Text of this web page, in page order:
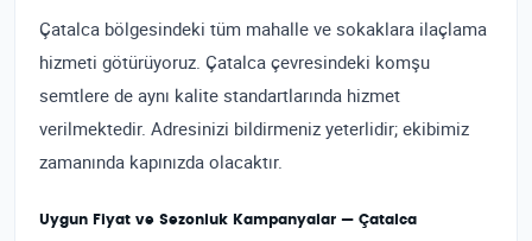
Çatalca bölgesindeki tüm mahalle ve sokaklara ilaçlama
hizmeti götürüyoruz. Çatalca çevresindeki komşu
semtlere de aynı kalite standartlarında hizmet
verilmektedir. Adresinizi bildirmeniz yeterlidir; ekibimiz
zamanında kapınızda olacaktır.
Uygun Fiyat ve Sezonluk Kampanyalar — Çatalca